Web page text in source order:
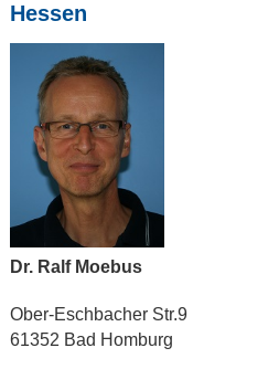
Hessen
Dr. Ralf Moebus
Ober-Eschbacher Str.9
61352 Bad Homburg